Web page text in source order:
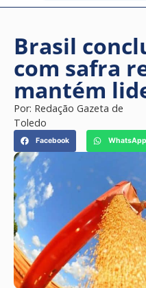
Brasil
com safra
mantém
Por: Redação Gazeta de
Toledo
Facebook WhatsApp